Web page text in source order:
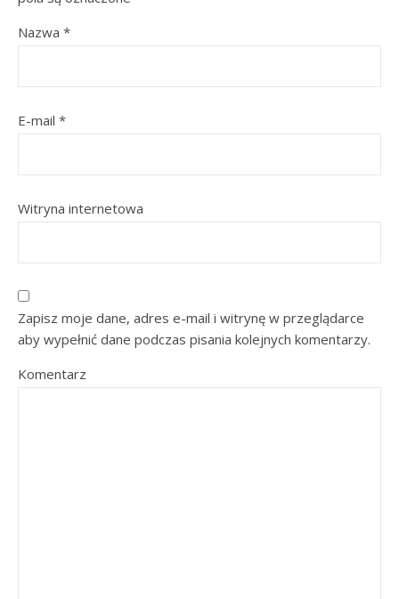
Nazwa *
E-mail *
Witryna internetowa
Zapisz moje dane, adres e-mail i witrynę w przeglądarce
aby wypełnić dane podczas pisania kolejnych komentarzy.
Komentarz